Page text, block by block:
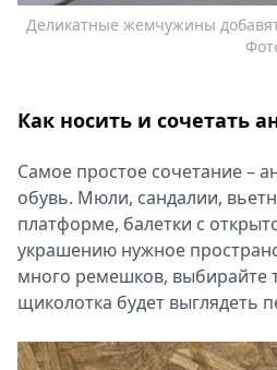
Деликатные жемчужины
Как носить и сочетать
Самое простое сочетание –
обувь. Мюли, сандалии,
платформе, балетки с
украшению нужное
много ремешков, выбирайте
щиколотка будет выглядеть